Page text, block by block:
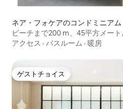
ネア・フォケアのコンドミニアム
ビーチまで200 m、45平方メー
ニまで8キロ、Afytos
アクセス · バスルーム · 暖房
ゲストチョイス
ゲストチョイス